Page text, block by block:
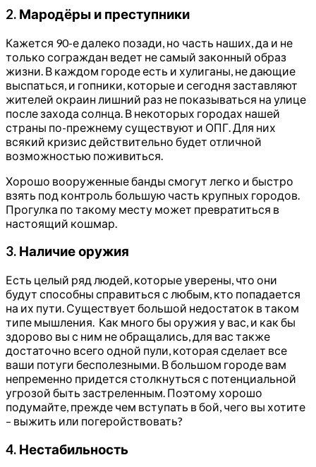
2. Мародёры и преступники
Кажется 90-е далеко позади, но часть наших, да и не
только сограждан ведет не самый законный образ
жизни. В каждом городе есть и хулиганы, не дающие
выспаться, и гопники, которые и сегодня заставляют
жителей окраин лишний раз не показываться на улице
после захода солнца. В некоторых городах нашей
страны по-прежнему существуют и ОПГ. Для них
всякий кризис действительно будет отличной
возможностью поживиться.
Хорошо вооруженные банды смогут легко и быстро
взять под контроль большую часть крупных городов.
Прогулка по такому месту может превратиться в
настоящий кошмар.
3. Наличие оружия
Есть целый ряд людей, которые уверены, что они
будут способны справиться с любым, кто попадается
на их пути. Существует большой недостаток в таком
типе мышления. Как много бы оружия у вас, и как бы
здорово вы с ним не обращались, для вас также
достаточно всего одной пули, которая сделает все
ваши потуги бесполезными. В большом городе вам
непременно придется столкнуться с потенциальной
угрозой быть застреленным. Поэтому хорошо
подумайте, прежде чем вступать в бой, чего вы хотите
– выжить или погеройствовать?
4. Нестабильность